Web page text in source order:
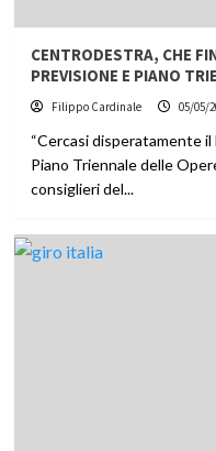
CENTRODESTRA, CHE
PREVISIONE E PIANO
Filippo Cardinale 05/05/
“Cercasi disperatamente
Piano Triennale delle
consiglieri del...